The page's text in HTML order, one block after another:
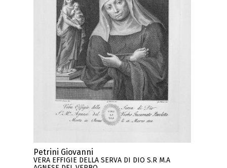
Petrini Giovanni
VERA EFFIGIE DELLA SERVA DI DIO S.R M.A